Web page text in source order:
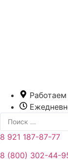
Search
8 921 187-87-77
8 (800) 302-44-